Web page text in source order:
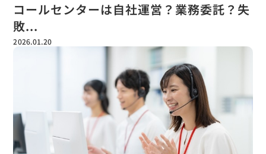
コールセンターは自社運営？業務委託？失
敗...
2026.01.20